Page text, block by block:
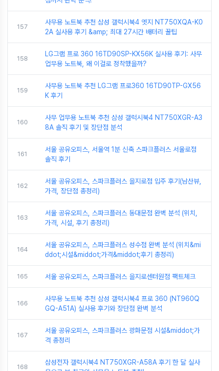
157
사무용 노트북 추천 삼성 갤럭시북4 엣지 NT750XQA-K0
2A 실사용 후기 &amp; 최대 27시간 배터리 꿀팁
158
LG그램 프로 360 16TD90SP-KX56K 실사용 후기: 사무
업무용 노트북, 왜 이걸로 정착했을까?
159
사무용 노트북 추천 LG그램 프로360 16TD90TP-GX56
K 후기
160
사무 업무용 노트북 추천 삼성 갤럭시북4 NT750XGR-A3
8A 솔직 후기 및 장단점 분석
161
서울 공유오피스, 서울역 1분 신축 스파크플러스 서울로점
솔직 후기
162
서울 공유오피스, 스파크플러스 을지로점 입주 후기(남산뷰,
가격, 장단점 총정리)
163
서울 공유오피스, 스파크플러스 동대문점 완벽 분석 (위치,
가격, 시설, 후기 총정리)
164
서울 공유오피스, 스파크플러스 성수점 완벽 분석 (위치&mi
ddot;시설&middot;가격&middot;후기 총정리)
165 서울 공유오피스, 스파크플러스 을지로센터원점 팩트체크
166
사무용 노트북 추천 삼성 갤럭시북4 프로 360 (NT960Q
GQ-A51A) 실사용 후기와 장단점 완벽 분석
167
서울 공유오피스, 스파크플러스 광화문점 시설&middot;가
격 총정리
168
삼성전자 갤럭시북4 NT750XGR-A58A 후기 한 달 실사